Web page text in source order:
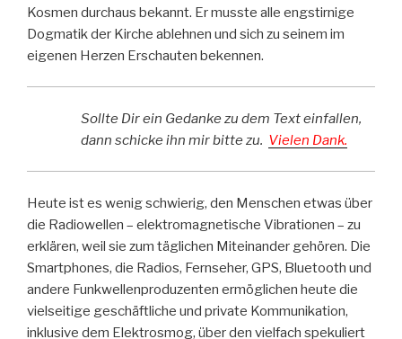
Kosmen durchaus bekannt. Er musste alle engstirnige
Dogmatik der Kirche ablehnen und sich zu seinem im
eigenen Herzen Erschauten bekennen.
Sollte Dir ein Gedanke zu dem Text einfallen,
dann schicke ihn mirbitte zu. Vielen Dank.
Heute ist es wenig schwierig, den Menschen etwas über
die Radiowellen – elektromagnetische Vibrationen – zu
erklären, weil sie zum täglichen Miteinander gehören. Die
Smartphones, die Radios, Fernseher, GPS, Bluetooth und
andere Funkwellenproduzenten ermöglichen heute die
vielseitige geschäftliche und private Kommunikation,
inklusive dem Elektrosmog, über den vielfach spekuliert